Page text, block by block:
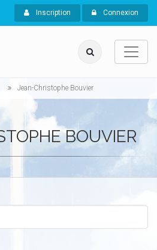
Inscription Connexion
Jean-Christophe Bouvier
BOUVIER